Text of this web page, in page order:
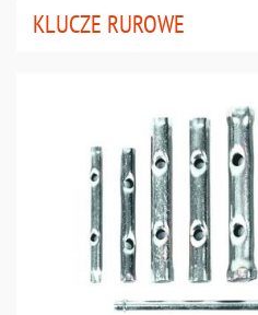
KLUCZE RUROWE